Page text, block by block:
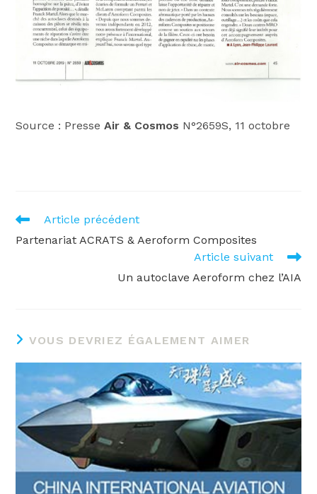
Source : PresseAir & Cosmos N°2659S, 11 octobre
READ
ARTICLES
Article précédent
Partenariat ACRATS & Aeroform Composites
Article suivant
Un autoclave Aeroform chez l’AIA
VOUS DEVRIEZ ÉGALEMENT AIMER